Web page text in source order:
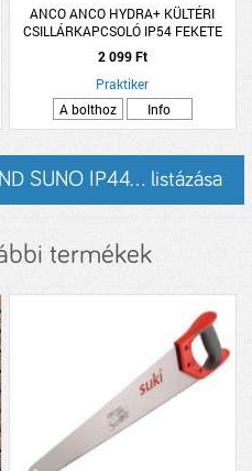
ANCO ANCO HYDRA+ KÜLTÉRI
CSILLÁRKAPCSOLÓ IP54 FEKETE
2 099 Ft
Praktiker
A bolthoz
Info
SUNO IP44... listázása
termékek